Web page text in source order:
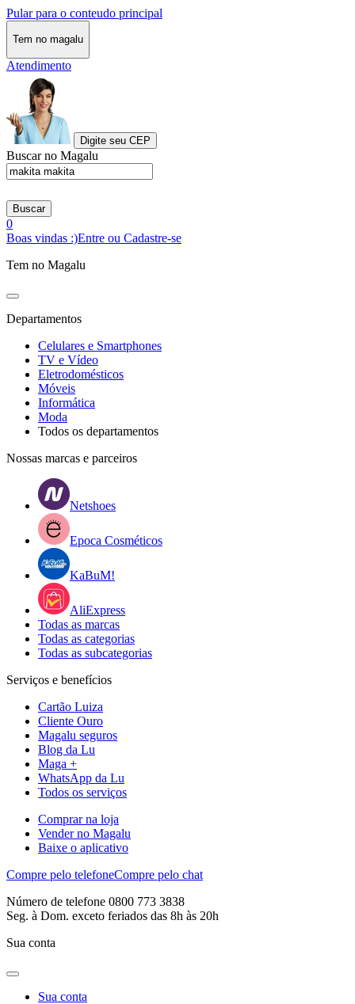
Pular para o conteudo principal
Tem no magalu
Atendimento
Digite seu CEP
Buscar no Magalu
Buscar
0
Boas vindas :)Entre ou Cadastre-se
Tem no Magalu
Departamentos
Celulares e Smartphones
TV e Vídeo
Eletrodomésticos
Móveis
Informática
Moda
Todos os departamentos
Nossas marcas e parceiros
Netshoes
Epoca Cosméticos
KaBuM!
AliExpress
Todas as marcas
Todas as categorias
Todas as subcategorias
Serviços e benefícios
Cartão Luiza
Cliente Ouro
Magalu seguros
Blog da Lu
Maga +
WhatsApp da Lu
Todos os serviços
Comprar na loja
Vender no Magalu
Baixe o aplicativo
Compre pelo telefoneCompre pelo chat
Número de telefone 0800 773 3838
Seg. à Dom. exceto feriados das 8h às 20h
Sua conta
Sua conta